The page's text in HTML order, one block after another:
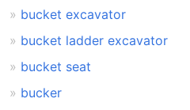
bucket excavator
bucket ladder excavator
bucket seat
bucker